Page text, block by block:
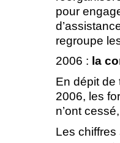
pour
regroupe
2006 : la
En dépit de
2006, les
n’ont
Les